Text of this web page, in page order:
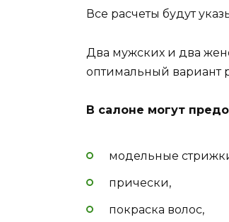
Все расчеты будут
Два мужских и два
оптимальный вариант
В салоне могут
модельные
прически,
покраска волос,